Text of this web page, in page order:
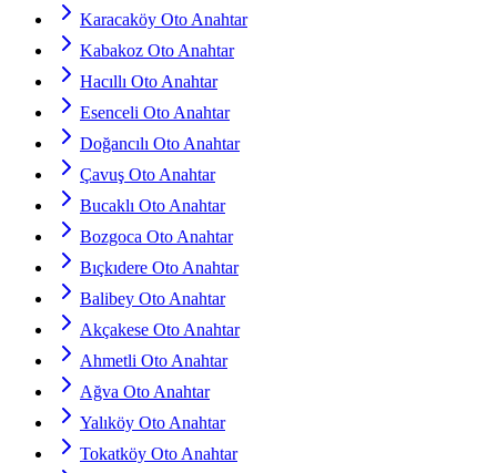
Karacaköy Oto Anahtar
Kabakoz Oto Anahtar
Hacıllı Oto Anahtar
Esenceli Oto Anahtar
Doğancılı Oto Anahtar
Çavuş Oto Anahtar
Bucaklı Oto Anahtar
Bozgoca Oto Anahtar
Bıçkıdere Oto Anahtar
Balibey Oto Anahtar
Akçakese Oto Anahtar
Ahmetli Oto Anahtar
Ağva Oto Anahtar
Yalıköy Oto Anahtar
Tokatköy Oto Anahtar